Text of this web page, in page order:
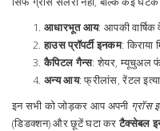
आधारभूत आय: आपकी वार्षिक
हाउस प्रॉपर्टी इनकम:
कैपिटल गैन्स: शेयर, म्यूचुअल
अन्य आय: फ्रीलांस, रेंटल
इन सभी को जोड़कर आप अपनी ग्रॉस
(डिडक्शन) और छूटें घटा करटैक्सेबल